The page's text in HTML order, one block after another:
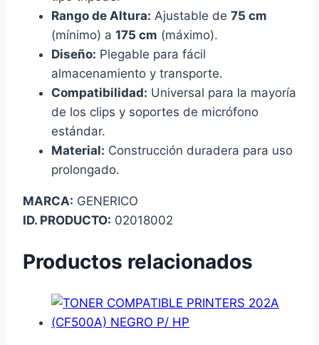
Rango de Altura: Ajustable de 75 cm
(mínimo) a 175 cm (máximo).
Diseño: Plegable para fácil
almacenamiento y transporte.
Compatibilidad: Universal para la mayoría
de los clips y soportes de micrófono
estándar.
Material: Construcción duradera para uso
prolongado.
MARCA: GENERICO
ID. PRODUCTO: 02018002
Productos relacionados